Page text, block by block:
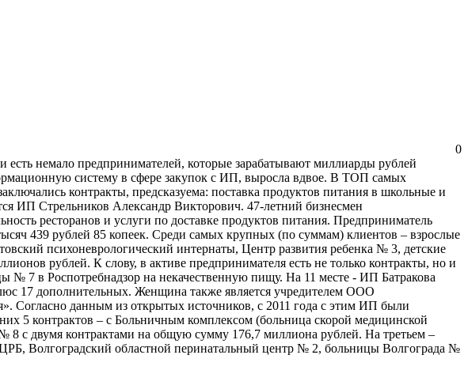
0
немало предпринимателей, которые зарабатывают миллиарды рублей
систему в сфере закупок с ИП, выросла вдвое. В ТОП самых
контракты, предсказуема: поставка продуктов питания в школьные и
ИП Стрельников Александр Викторович. 47-летний бизнесмен
ресторанов и услуги по доставке продуктов питания. Предприниматель
439 рублей 85 копеек. Среди самых крупных (по суммам) клиентов – взрослые
психоневрологический интернаты, Центр развития ребенка № 3, детские
рублей. К слову, в активе предпринимателя есть не только контракты, но и
№ 7 в Роспотребнадзор на некачественную пищу. На 11 месте - ИП Батракова
17 дополнительных. Женщина также является учредителем ООО
Согласно данным из открытых источников, с 2011 года с этим ИП были
5 контрактов – с Больничным комплексом (больница скорой медицинской
с двумя контрактами на общую сумму 176,7 миллиона рублей. На третьем –
Волгоградский областной перинатальный центр № 2, больницы Волгограда №